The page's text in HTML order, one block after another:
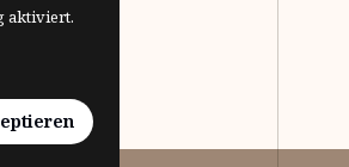
aktiviert.